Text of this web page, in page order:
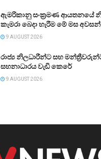
ඇමරිකානු සංක්‍රමණ ආයතනයේ
කැමරා බෙදා හැරීම මේ මස
9 AUGUST 2026
රාජ්‍ය නිලධාරීන්ට සහ
සහනාධාරය වැඩි කෙරේ
9 AUGUST 2026